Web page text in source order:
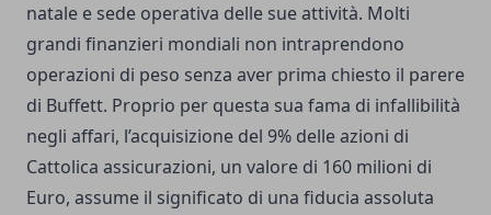
natale e sede operativa delle sue attività. Molti
grandi finanzieri mondiali non intraprendono
operazioni di peso senza aver prima chiesto il parere
di Buffett. Proprio per questa sua fama di infallibilità
negli affari, l’acquisizione del 9% delle azioni di
Cattolica assicurazioni, un valore di 160 milioni di
Euro, assume il significato di una fiducia assoluta